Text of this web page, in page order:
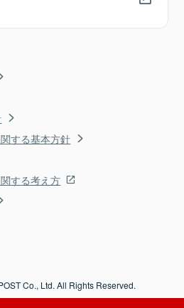
する基本方針
する考え方
Co., Ltd. All Rights Reserved.